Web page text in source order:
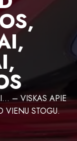
– VISKAS APIE
VIENU STOGU.